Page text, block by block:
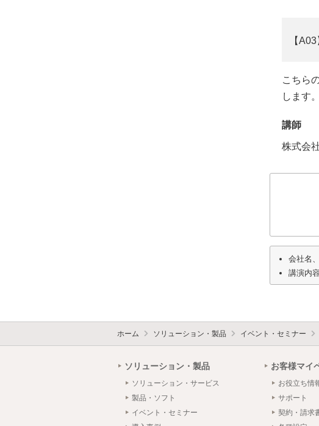
【A03
こちら
します。
講師
株式会
会社名
講演内
ホーム ソリューション・製品 イベント・セミナー
ソリューション・製品
ソリューション・サービス
製品・ソフト
イベント・セミナー
お客様マイ
お役立ち情
サポート
契約・請求